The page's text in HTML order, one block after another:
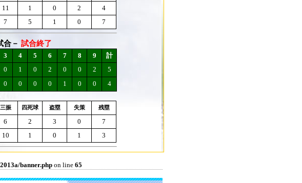
11 1 0 2
4
7 5 1 0 7
合－ 試合終了
3 4 5 6 7 8 9 計
0 1 0 2 0 0 2 5
0 0 0 0 1 0 0
4
三振 四死球 盗塁 失策 残塁
6 2 3 0
7
10 1 0 1 3
banner.php on line 65